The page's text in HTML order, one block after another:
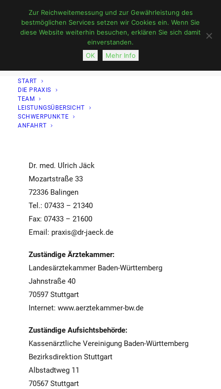
START
DIE PRAXIS
TEAM
LEISTUNGSÜBERSICHT
SCHWERPUNKTE
ANFAHRT
Impressum
Dr. med. Ulrich Jäck
Mozartstraße 33
72336 Balingen
Tel.: 07433 – 21340
Fax: 07433 – 21600
Email: praxis@dr-jaeck.de
Zuständige Ärztekammer:
Landesärztekammer Baden-Württemberg
Jahnstraße 40
70597 Stuttgart
Internet:www.aerztekammer-bw.de
Zuständige Aufsichtsbehörde:
Kassenärztliche Vereinigung Baden-Württemberg
Bezirksdirektion Stuttgart
Albstadtweg 11
70567 Stuttgart
Zur Reichweitemessung und zur Gewährleistung des
bestmöglichen Services setzen wir Cookies ein. Wenn Sie
diese Website weiterhin besuchen, erklären Sie sich damit
einverstanden.
OK
Mehr Info